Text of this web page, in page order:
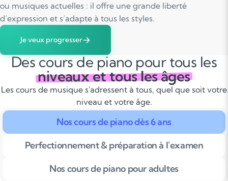
ou musiques actuelles : il offre une grande liberté
d’expression et s’adapte à tous les styles.
Je veux progresser
Des cours de piano pour tous les
niveaux et tous les âges
Les cours de musique s'adressent à tous, quel que soit votre
niveau et votre âge.
Nos cours de piano dès 6 ans
Perfectionnement & préparation à l'examen
Nos cours de piano pour adultes